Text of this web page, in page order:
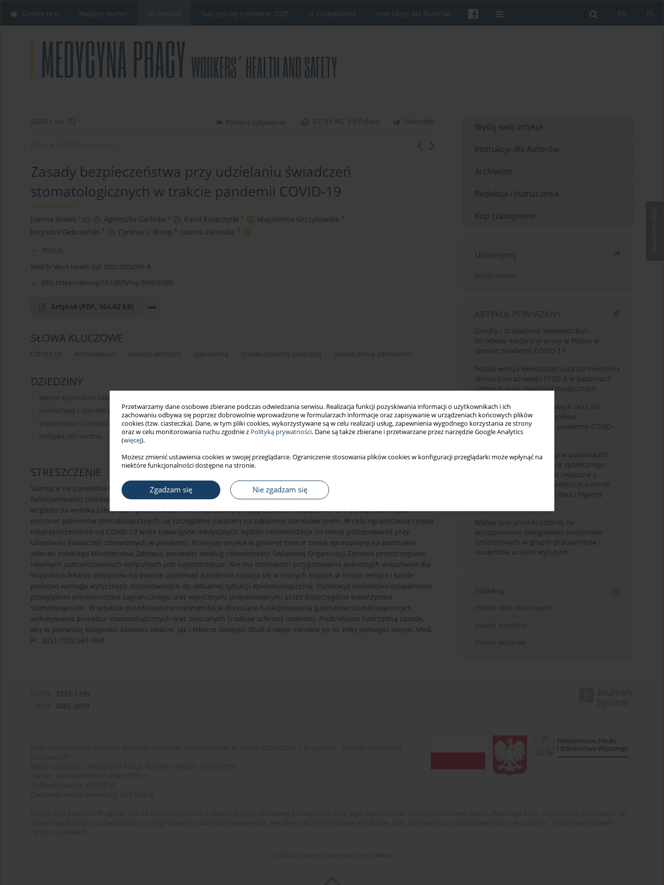
Przetwarzamy dane osobowe zbierane podczas odwiedzania serwisu. Realizacja funkcji pozyskiwania informacji o użytkownikach i ich
zachowaniu odbywa się poprzez dobrowolnie wprowadzone w formularzach informacje oraz zapisywanie w urządzeniach końcowych plików
cookies (tzw. ciasteczka). Dane, w tym pliki cookies, wykorzystywane są w celu realizacji usług, zapewnienia wygodnego korzystania ze strony
oraz w celu monitorowania ruchu zgodnie z Polityką prywatności. Dane są także zbierane i przetwarzane przez narzędzie Google Analytics
(więcej).
Możesz zmienić ustawienia cookies w swojej przeglądarce. Ograniczenie stosowania plików cookies w konfiguracji przeglądarki może wpłynąć na
niektóre funkcjonalności dostępne na stronie.
Zgadzam się Nie zgadzam się
PL
EN
Online first Bieżący numer Najczęściej cytowane 2025 O czasopiśmie Instrukcje dla Autorów
5/2021 vol. 72 Statystyki
CC BY-NC 3.0 Polska
Pobierz cytowanie
Zasady bezpieczeństwa przy udzielaniu świadczeń
stomatologicznych w trakcie pandemii COVID-19
Joanna Słowik 1 , Agnieszka Garlicka 2 , Karol Kasprzycki 3 , Magdalena Orczykowska 4,
Krzysztof Gębczyński 5 , Cynthia L. Wong 6, Joanna Zarzecka 5
Więcej
Med Pr Work Health Saf. 2021;72(5):561-8
DOI: https://doi.org/10.13075/mp.5893.01055
Artykuł (PDF, 164.62 kB)
SŁOWA KLUCZOWE
COVID-19 koronawirus lekarze dentyści pandemia środki ochorny osobistej świadczenia zdrowotne
DZIEDZINY
wpływ czynników szkodliwych na organizm człowieka
normatywy i standardy w higienie pracy
organizacja i zarządzanie w ochronie zdrowia
polityka zdrowotna
STRESZCZENIE
Szerząca się pandemia COVID-19, choroby wywołanej przez SARS-CoV-2, spowodowała diametralne zmiany w
funkcjonowaniu placówek ochrony zdrowia, co wpłynęło także w znacznym stopniu na pracę lekarzy dentystów. Ze
względu na wysoką zakaźność i przede wszystkim kropelkową drogę przenoszenia się SARS-CoV-2 pacjenci, tak jak
personel gabinetów stomatologicznych, są szczególnie narażeni na zakażenie koronawirusem. W celu ograniczenia ryzyka
rozprzestrzeniania się COVID-19 wiele towarzystw medycznych wydało rekomendacje na temat postępowania przy
udzielaniu świadczeń zdrowotnych w pandemii. Niniejszy artykuł w głównej mierze został opracowany na podstawie
zaleceń polskiego Ministerstwa Zdrowia, ponieważ według rekomendacji Światowej Organizacji Zdrowia przestrzeganie
lokalnych zaktualizowanych wytycznych jest najistotniejsze. Nie ma możliwości przygotowania jednolitych wskazówek dla
wszystkich lekarzy dentystów na świecie, ponieważ pandemia rozwija się w różnych krajach w innym tempie i każde
państwo wymaga wytycznych dostosowanych do aktualnej sytuacji epidemiologicznej. Publikację dodatkowo uzupełniono
przeglądem piśmiennictwa zagranicznego oraz wytycznymi proponowanymi przez poszczególne towarzystwa
stomatologiczne. W artykule przedstawiono rekomendacje dotyczące funkcjonowania gabinetów stomatologicznych,
wykonywania procedur stomatologicznych oraz zalecanych środków ochrony osobistej. Podkreślono nadrzędną zasadę,
aby w pierwszej kolejności zarówno lekarze, jak i lekarze dentyści dbali o swoje zdrowie po to, żeby pomagać innym. Med.
Pr. 2021;72(5):561–568
Wyślij swój artykuł
Instrukcje dla Autorów
Archiwum
Redakcja i tłumaczenia
Kup czasopismo
Udostępnij
Wyślij mailem
ARTYKUŁ POWIĄZANY
Zasoby i działalność wojewódzkich
ośrodków medycyny pracy w Polsce w
okresie pandemii COVID-19
Polska wersja kwestionariusza do mierzenia
stresu pourazowego PTSD-8 w badaniach
czterech grup zawodów medycznych
Ocena zagrożeń zawodowych oraz ich
profilaktyka w pracy techników
dentystycznych w czasie pandemii COVID-
19
Wyzwania w zakresie bhp w podmiotach
leczniczych a uprawnienia społecznego
inspektora pracy: wnioski związane z
epidemią COVID-19 w kontekście kontroli
wewnętrznej bezpieczeństwa i higieny
Wpływ pracy/nauki zdalnej na
występowanie dolegliwości mięśniowo-
szkieletowych w grupie pracowników i
studentów uczelni wyższych
Indeksy
Indeks słów kluczowych
Indeks dziedzin
Indeks autorów
2353-1339
0465-5893
Bentus